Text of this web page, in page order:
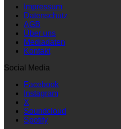
Impressum
Datenschutz
AGB
Über uns
Mediadaten
Kontakt
Social Media
Facebook
Instagram
X
Soundcloud
Spotify